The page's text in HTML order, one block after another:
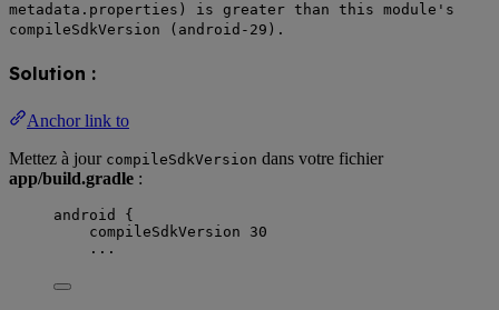
metadata.properties) is greater than this module's
compileSdkVersion (android-29).
Solution :
Anchor link to
Mettez à jour compileSdkVersion dans votre fichier
app/build.gradle :
android {
compileSdkVersion 30
...